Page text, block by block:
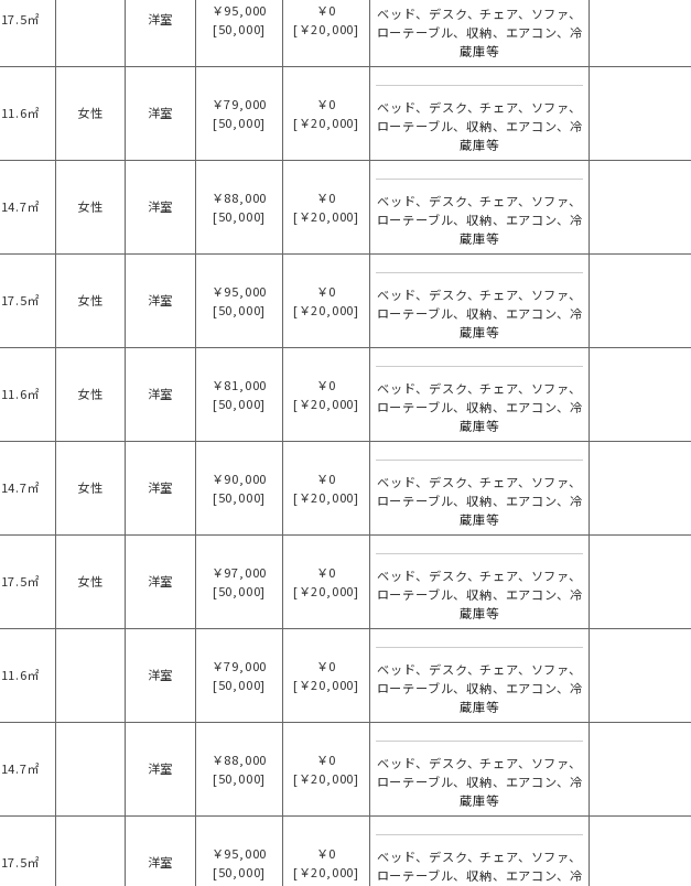
17.5㎡ 洋室
￥95,000
[50,000]
￥0
[￥20,000]
ベッド、デスク、チェア、ソファ、
ローテーブル、収納、エアコン、冷
蔵庫等
11.6㎡ 女性 洋室
￥79,000
[50,000]
￥0
[￥20,000]
ベッド、デスク、チェア、ソファ、
ローテーブル、収納、エアコン、冷
蔵庫等
14.7㎡ 女性 洋室
￥88,000
[50,000]
￥0
[￥20,000]
ベッド、デスク、チェア、ソファ、
ローテーブル、収納、エアコン、冷
蔵庫等
17.5㎡ 女性 洋室
￥95,000
[50,000]
￥0
[￥20,000]
ベッド、デスク、チェア、ソファ、
ローテーブル、収納、エアコン、冷
蔵庫等
11.6㎡ 女性 洋室
￥81,000
[50,000]
￥0
[￥20,000]
ベッド、デスク、チェア、ソファ、
ローテーブル、収納、エアコン、冷
蔵庫等
14.7㎡ 女性 洋室
￥90,000
[50,000]
￥0
[￥20,000]
ベッド、デスク、チェア、ソファ、
ローテーブル、収納、エアコン、冷
蔵庫等
17.5㎡ 女性 洋室
￥97,000
[50,000]
￥0
[￥20,000]
ベッド、デスク、チェア、ソファ、
ローテーブル、収納、エアコン、冷
蔵庫等
11.6㎡ 洋室
￥79,000
[50,000]
￥0
[￥20,000]
ベッド、デスク、チェア、ソファ、
ローテーブル、収納、エアコン、冷
蔵庫等
14.7㎡ 洋室
￥88,000
[50,000]
￥0
[￥20,000]
ベッド、デスク、チェア、ソファ、
ローテーブル、収納、エアコン、冷
蔵庫等
17.5㎡ 洋室
￥95,000
[50,000]
￥0
[￥20,000]
ベッド、デスク、チェア、ソファ、
ローテーブル、収納、エアコン、冷